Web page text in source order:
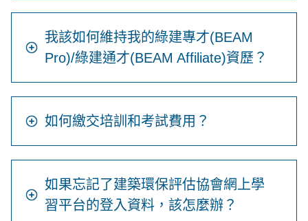
我該如何維持我的綠建專才(BEAM
Pro)/綠建通才(BEAM Affiliate)資歷？
如何繳交培訓和考試費用？
如果忘記了建築環保評估協會網上學
習平台的登入資料，該怎麼辦？